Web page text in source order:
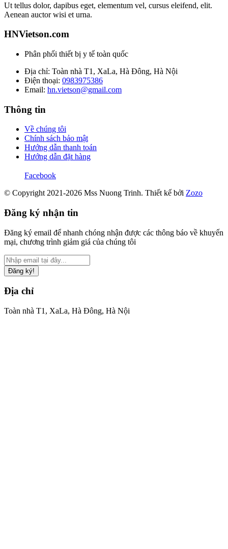
Ut tellus dolor, dapibus eget, elementum vel, cursus eleifend, elit.
Aenean auctor wisi et urna.
HNVietson.com
Phân phối thiết bị y tế toàn quốc
Địa chỉ: Toàn nhà T1, XaLa, Hà Đông, Hà Nội
Điện thoại: 0983975386
Email: hn.vietson@gmail.com
Thông tin
Về chúng tôi
Chính sách bảo mật
Hướng dẫn thanh toán
Hướng dẫn đặt hàng
Facebook
© Copyright 2021-2026 Mss Nuong Trinh. Thiết kế bởi Zozo
Đăng ký nhận tin
Đăng ký email để nhanh chóng nhận được các thông báo về khuyến
mại, chương trình giảm giá của chúng tôi
Đăng ký!
Địa chỉ
Toàn nhà T1, XaLa, Hà Đông, Hà Nội